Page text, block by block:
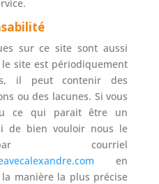
sur ce site sont aussi
site est périodiquement
il peut contenir des
ou des lacunes. Si vous
ce qui parait être un
de bien vouloir nous le
courriel
en
manière la plus précise